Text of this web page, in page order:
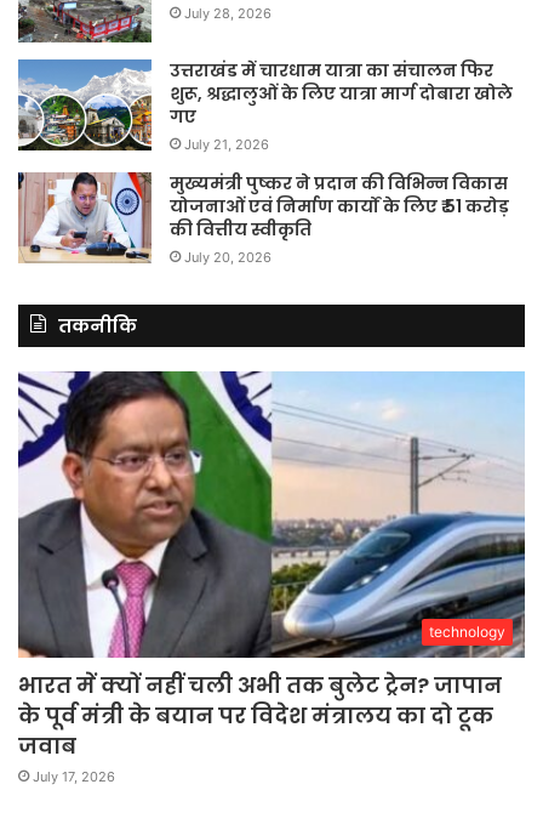
July 28, 2026
उत्तराखंड में चारधाम यात्रा का संचालन फिर
शुरू, श्रद्धालुओं के लिए यात्रा मार्ग दोबारा खोले
गए
July 21, 2026
मुख्यमंत्री पुष्कर ने प्रदान की विभिन्न विकास
योजनाओं एवं निर्माण कार्यों के लिए ₹ 51 करोड़
की वित्तीय स्वीकृति
July 20, 2026
तकनीकि
technology
भारत में क्यों नहीं चली अभी तक बुलेट ट्रेन? जापान
के पूर्व मंत्री के बयान पर विदेश मंत्रालय का दो टूक
जवाब
July 17, 2026